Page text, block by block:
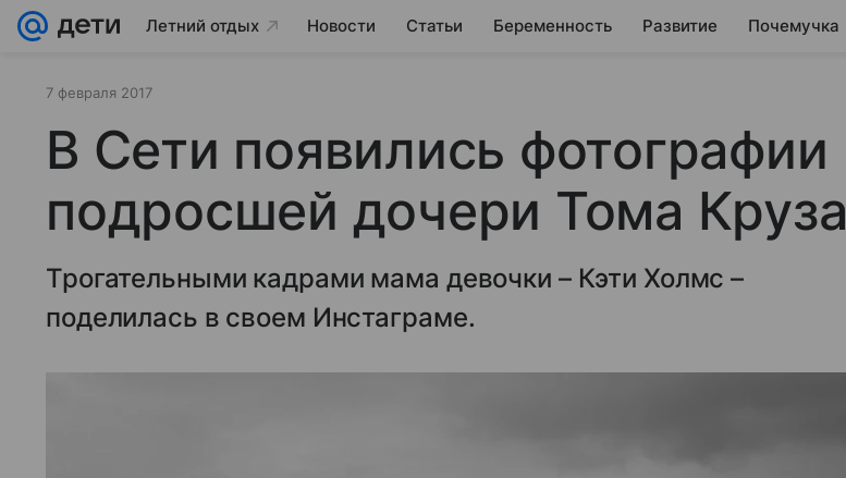
Летний отдых Новости Статьи Беременность Развитие Почемучка
7 февраля 2017
В Сети появились фотографии
подросшей дочери Тома Круза
Трогательными кадрами мама девочки – Кэти Холмс –
поделилась в своем Инстаграме.